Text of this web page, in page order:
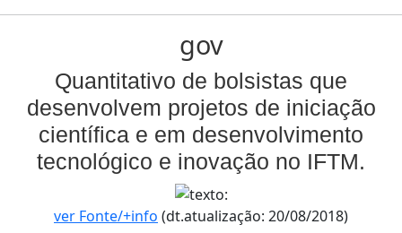
gov
Quantitativo de bolsistas que
desenvolvem projetos de iniciação
científica e em desenvolvimento
tecnológico e inovação no IFTM.
ver Fonte/+info (dt.atualização: 20/08/2018)